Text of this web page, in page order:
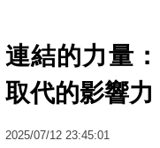
連結的力量
取代的影響力
2025/07/12 23:45:01